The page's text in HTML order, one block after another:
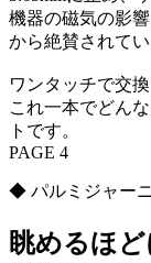
機器の磁気の影
から絶賛されてい
ワンタッチで交
これ一本でどん
トです。
PAGE 4
◆ パルミジャー
眺めるほ